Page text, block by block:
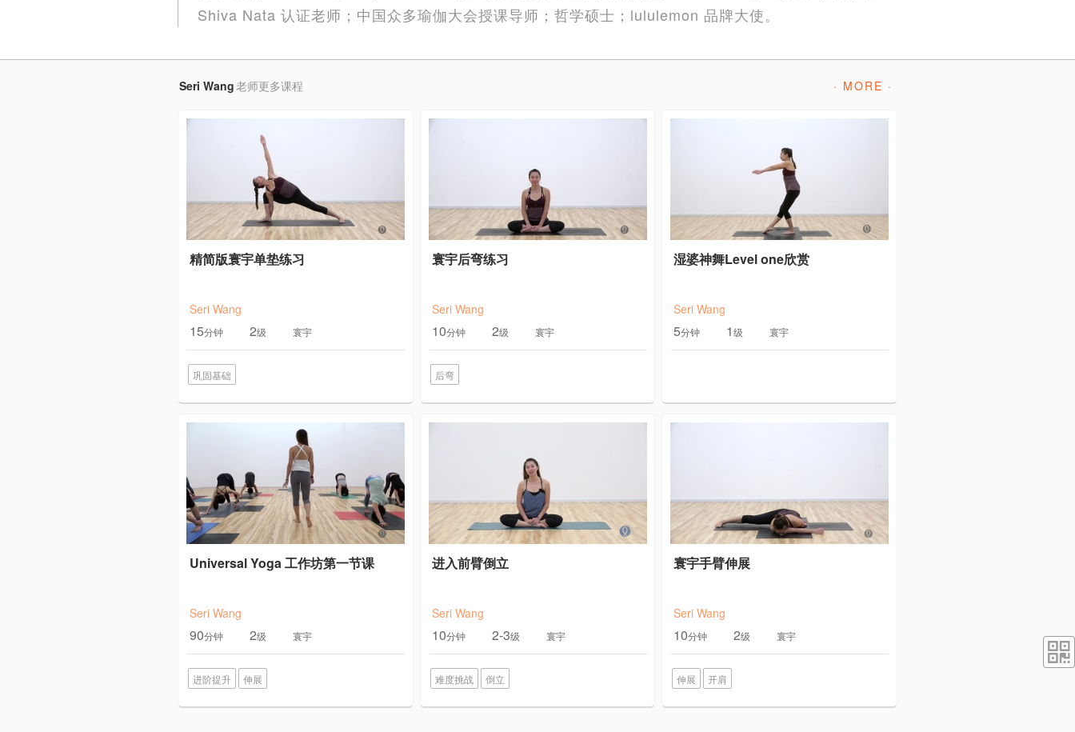
Shiva Nata 认证老师；中国众多瑜伽大会授课导师；哲学硕士；lululemon 品牌大使。
Seri Wang老师更多课程 · MORE ·
精简版寰宇单垫练习
Seri Wang
15分钟 2级 寰宇
巩固基础
寰宇后弯练习
Seri Wang
10分钟 2级 寰宇
后弯
湿婆神舞Level one欣赏
Seri Wang
5分钟 1级 寰宇
Universal Yoga 工作坊第一节课
Seri Wang
90分钟 2级 寰宇
进阶提升 伸展
进入前臂倒立
Seri Wang
10分钟 2-3级 寰宇
难度挑战 倒立
寰宇手臂伸展
Seri Wang
10分钟 2级 寰宇
伸展 开肩